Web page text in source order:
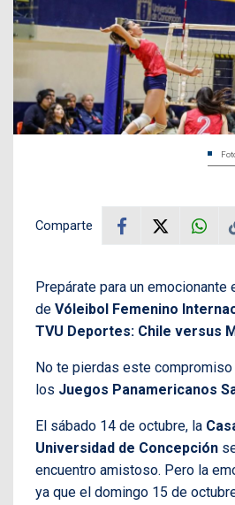
Comparte
Prepárate para un emocionante
de Vóleibol Femenino
TVU Deportes: Chile versus
No te pierdas este
los Juegos Panamericanos
El sábado 14 de octubre, la
Universidad de Concepción
encuentro amistoso. Pero la
ya que el domingo 15 de